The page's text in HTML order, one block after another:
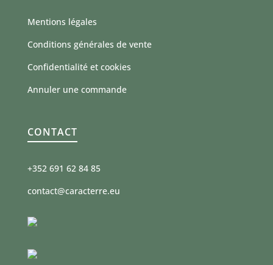
Mentions légales
Conditions générales de vente
Confidentialité et cookies
Annuler une commande
CONTACT
+352 691 62 84 85
contact@caracterre.eu